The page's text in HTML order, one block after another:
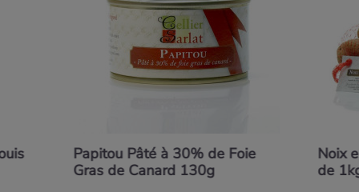
Papitou Pâté à 30% de Foie
Gras de Canard 130g
Noix
de